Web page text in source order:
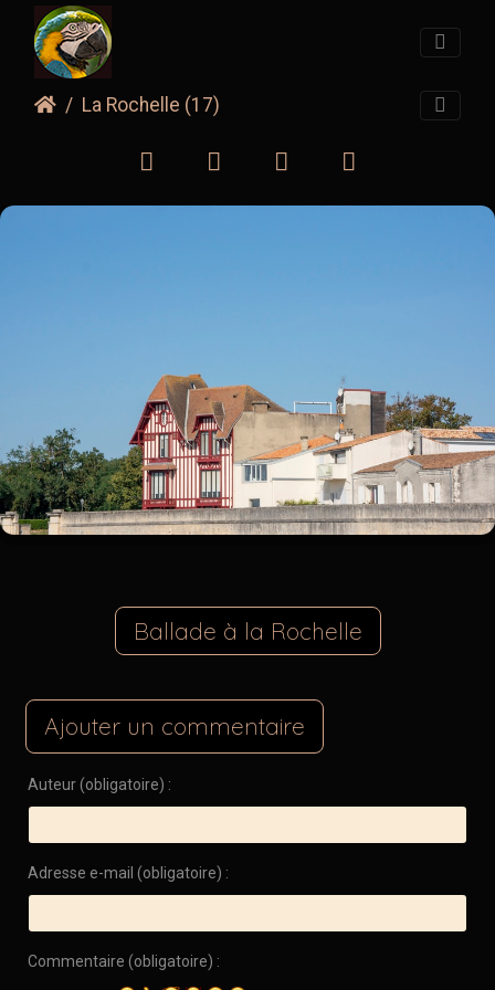
La Rochelle (17)
Ballade à la Rochelle
Ajouter un commentaire
Auteur (obligatoire) :
Adresse e-mail (obligatoire) :
Commentaire (obligatoire) :